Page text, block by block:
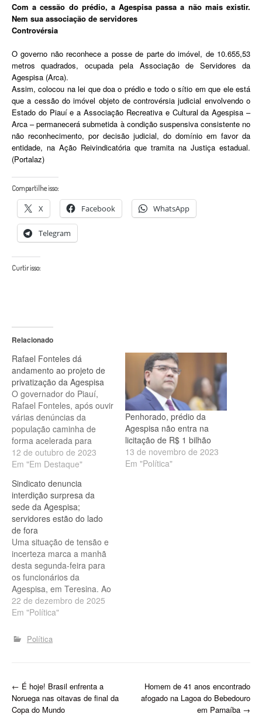
Com a cessão do prédio, a Agespisa passa a não mais existir.
Nem sua associação de servidores
Controvérsia
O governo não reconhece a posse de parte do imóvel, de 10.655,53
metros quadrados, ocupada pela Associação de Servidores da
Agespisa (Arca).
Assim, colocou na lei que doa o prédio e todo o sítio em que ele está
que a cessão do imóvel objeto de controvérsia judicial envolvendo o
Estado do Piauí e a Associação Recreativa e Cultural da Agespisa –
Arca – permanecerá submetida à condição suspensiva consistente no
não reconhecimento, por decisão judicial, do domínio em favor da
entidade, na Ação Reivindicatória que tramita na Justiça estadual.
(Portalaz)
Compartilhe isso:
X Facebook WhatsApp
Telegram
Curtir isso:
Relacionado
Rafael Fonteles dá
andamento ao projeto de
privatização da Agespisa
O governador do Piauí,
Rafael Fonteles, após ouvir
várias denúncias da
população caminha de
forma acelerada para
concretizar a privatização
da Agespisa. Prédio da
Soares | PD) Encontro
com prefeitos Mais um
passo foi dado na
segunda-feira, 09, quando
Rafael Fonteles se reuniu,
na APPM (Associação
Piauiense…
12 de outubro de 2023
Em "Em Destaque"
Penhorado, prédio da
Agespisa não entra na
licitação de R$ 1 bilhão
13 de novembro de 2023
Em "Política"
Sindicato denuncia
interdição surpresa da
sede da Agespisa;
servidores estão do lado
de fora
Uma situação de tensão e
incerteza marca a manhã
desta segunda-feira para
os funcionários da
Agespisa, em Teresina. Ao
chegarem para o
expediente normal, os
os portões da sede da
empresa lacrados, sendo
funções. A denúncia foi
formalizada pela
diretoria…
22 de dezembro de 2025
Em "Política"
Política
P
o
← É hoje! Brasil enfrenta a
Noruega nas oitavas de final da
Copa do Mundo
Homem de 41 anos encontrado
afogado na Lagoa do Bebedouro
em Parnaíba →